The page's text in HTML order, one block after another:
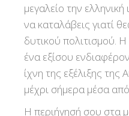
μεγαλείο την
να καταλάβεις γιατί
δυτικού πολιτισμού.
ένα εξίσου
ίχνη της εξέλιξης
μέχρι σήμερα μέσα
Η περιήγησή σου στα